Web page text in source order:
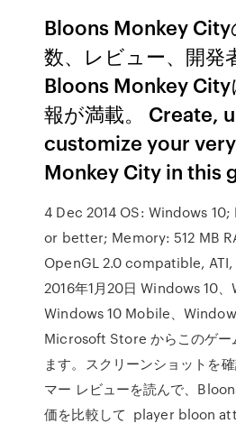
Bloons Monkey City
数、レビュー、開発
Bloons Monkey
報が満載。 Create,
customize your
Monkey City in this
4 Dec 2014 OS: Windows 10;
or better; Memory: 512 MB
OpenGL 2.0 compatible,
2016年1月20日 Windows 10、
Windows 10 Mobile、
Microsoft Store からこのゲー
ます。スクリーンショットを
マー レビューを読んで、
価を比較して player bloon